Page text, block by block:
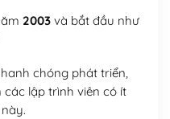
2003và bắt đầu như
chóng phát triển,
lập trình viên có ít